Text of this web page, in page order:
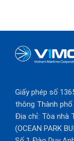
Giấy phép số
thông Thành
Địa chỉ: Tòa nhà
(OCEAN PARK